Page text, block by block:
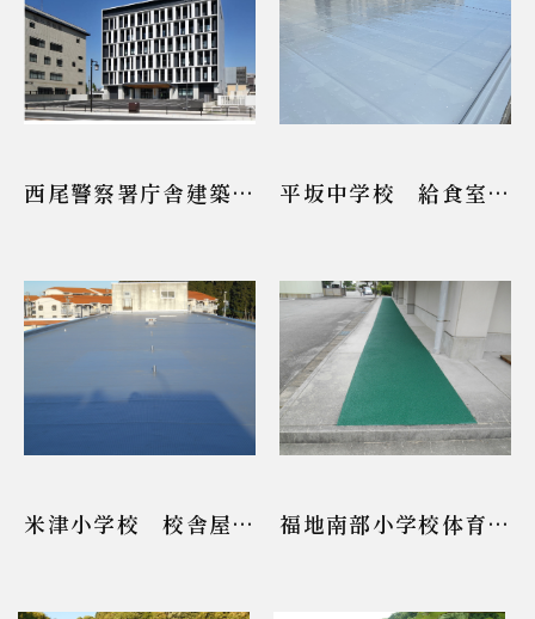
西尾警察署庁舎建築工
平坂中学校 給食室屋
米津小学校 校舎屋上
福地南部小学校体育館